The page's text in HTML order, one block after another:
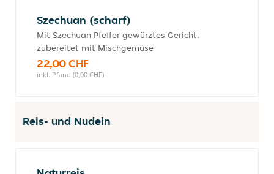
Szechuan (scharf)
Mit Szechuan Pfeffer gewürztes Gericht,
zubereitet mit Mischgemüse
22,00 CHF
inkl. Pfand (0,00 CHF)
Reis- und Nudeln